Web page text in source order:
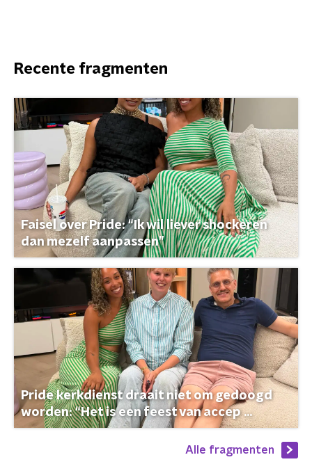
Recente fragmenten
Faisel over Pride: “Ik wil liever shockeren
dan mezelf aanpassen”
Pride kerkdienst draait niet om gedoogd
worden: “Het is een feest van accep ...
Alle fragmenten